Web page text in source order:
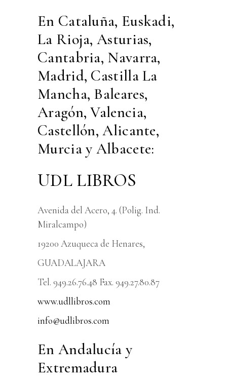
En Cataluña, Euskadi,
La Rioja, Asturias,
Cantabria, Navarra,
Madrid, Castilla La
Mancha, Baleares,
Aragón, Valencia,
Castellón, Alicante,
Murcia y Albacete:
UDL LIBROS
Avenida del Acero, 4. (Polig. Ind.
Miralcampo)
19200 Azuqueca de Henares,
GUADALAJARA
Tel. 949.26.76.48 Fax. 949.27.80.87
www.udllibros.com
info@udlibros.com
En Andalucía y
Extremadura